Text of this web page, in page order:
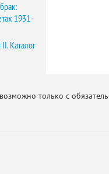
1931-
Каталог
только с